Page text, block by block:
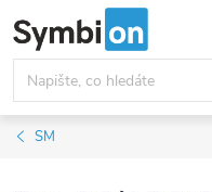
na
obsah
SM